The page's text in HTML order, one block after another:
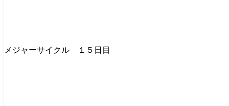
メジャーサイクル １５日目